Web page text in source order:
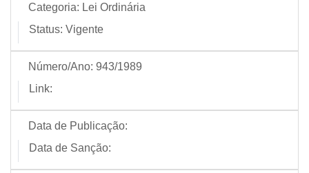
Categoria: Lei Ordinária
Status: Vigente
Número/Ano: 943/1989
Link:
Data de Publicação:
Data de Sanção: